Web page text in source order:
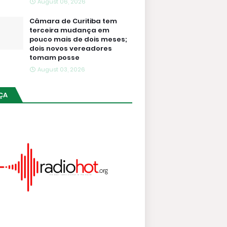
Câmara de Curitiba tem
terceira mudança em
pouco mais de dois meses;
dois novos vereadores
tomam posse
August 03, 2026